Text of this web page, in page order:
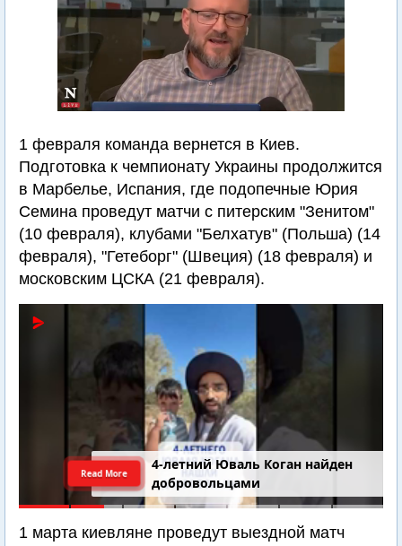
1 февраля команда вернется в Киев.
Подготовка к чемпионату Украины продолжится
в Марбелье, Испания, где подопечные Юрия
Семина проведут матчи с питерским "Зенитом"
(10 февраля), клубами "Белхатув" (Польша) (14
февраля), "Гетеборг" (Швеция) (18 февраля) и
московским ЦСКА (21 февраля).
4-летний Юваль Коган найден
добровольцами
Read More
1 марта киевляне проведут выездной матч